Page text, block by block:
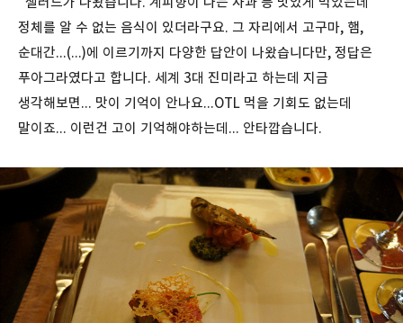
정체를 알 수 없는 음식이 있더라구요. 그 자리에서 고구마, 햄,
순대간...(...)에 이르기까지 다양한 답안이 나왔습니다만, 정답은
푸아그라였다고 합니다. 세계 3대 진미라고 하는데 지금
생각해보면... 맛이 기억이 안나요...OTL 먹을 기회도 없는데
말이죠... 이런건 고이 기억해야하는데... 안타깝습니다.